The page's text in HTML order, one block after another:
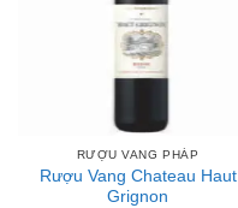
RƯỢU VANG PHÁP
Rượu Vang Chateau Haut
Grignon